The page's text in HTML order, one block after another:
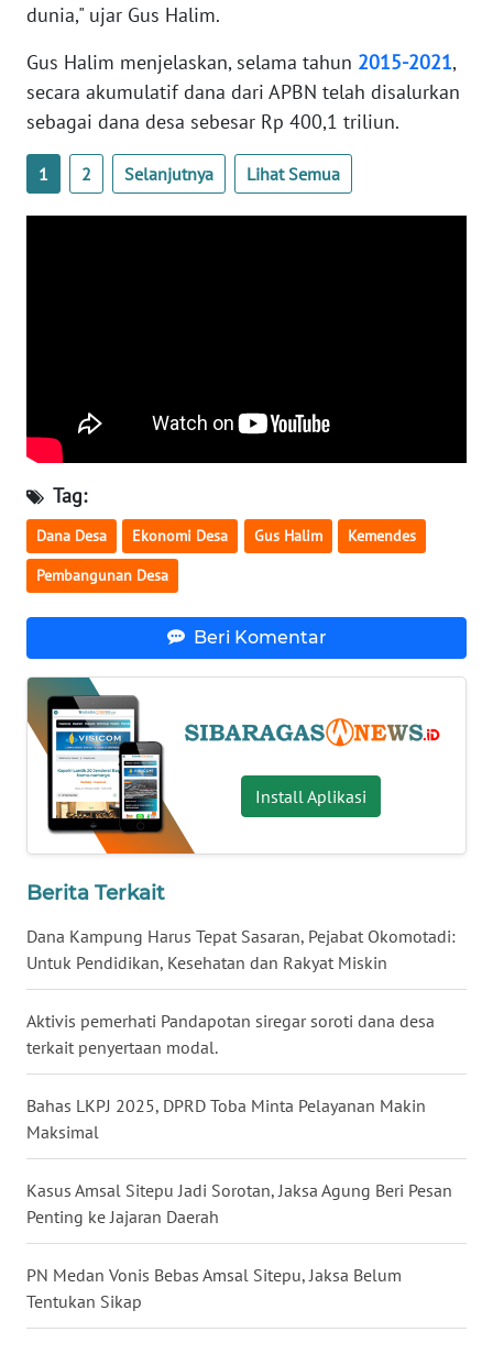
dunia," ujar Gus Halim.
Gus Halim menjelaskan, selama tahun 2015-2021,
secara akumulatif dana dari APBN telah disalurkan
sebagai dana desa sebesar Rp 400,1 triliun.
1 2 Selanjutnya Lihat Semua
Tag:
Dana Desa Ekonomi Desa Gus Halim Kemendes
Pembangunan Desa
Beri Komentar
Install Aplikasi
Berita Terkait
Dana Kampung Harus Tepat Sasaran, Pejabat Okomotadi:
Untuk Pendidikan, Kesehatan dan Rakyat Miskin
Aktivis pemerhati Pandapotan siregar soroti dana desa
terkait penyertaan modal.
Bahas LKPJ 2025, DPRD Toba Minta Pelayanan Makin
Maksimal
Kasus Amsal Sitepu Jadi Sorotan, Jaksa Agung Beri Pesan
Penting ke Jajaran Daerah
PN Medan Vonis Bebas Amsal Sitepu, Jaksa Belum
Tentukan Sikap
NUSANTARA
JATIM
KALTENG
WN
KALTARA
WN
KALSEL
KALTIM
WN
SULSEL
WN
GORONTALO
WN
WN
WN
DAIRI
WN
DANAU
TOBA
WN